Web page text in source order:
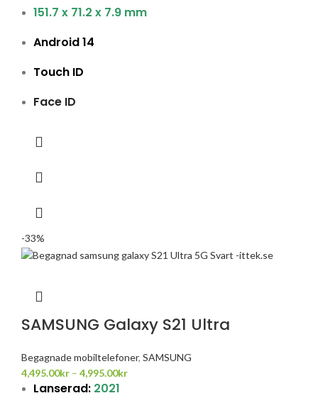
151.7 x 71.2 x 7.9 mm
Android 14
Touch ID
Face ID
-33%
SAMSUNG Galaxy S21 Ultra
Begagnade mobiltelefoner, SAMSUNG
4,495.00kr – 4,995.00kr
Lanserad: 2021